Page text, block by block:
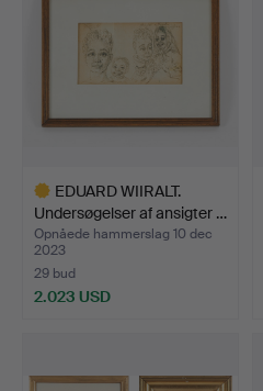
EDUARD WIIRALT.
Undersøgelser af ansigter …
Opnåede hammerslag 10 dec
2023
29 bud
2.023 USD